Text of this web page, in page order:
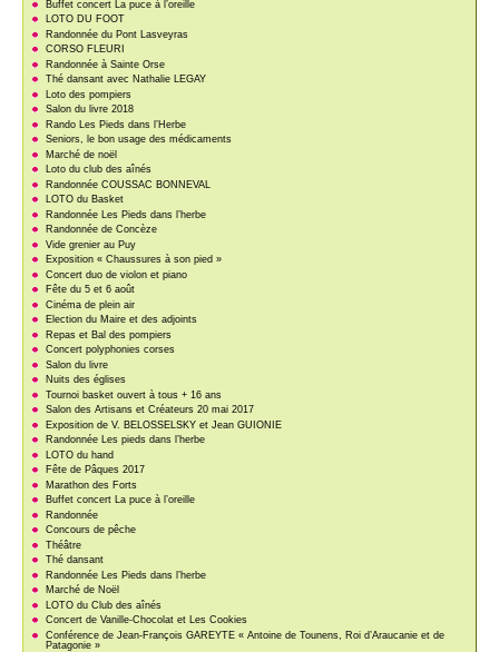
Buffet concert La puce à l’oreille
LOTO DU FOOT
Randonnée du Pont Lasveyras
CORSO FLEURI
Randonnée à Sainte Orse
Thé dansant avec Nathalie LEGAY
Loto des pompiers
Salon du livre 2018
Rando Les Pieds dans l’Herbe
Seniors, le bon usage des médicaments
Marché de noël
Loto du club des aînés
Randonnée COUSSAC BONNEVAL
LOTO du Basket
Randonnée Les Pieds dans l’herbe
Randonnée de Concèze
Vide grenier au Puy
Exposition « Chaussures à son pied »
Concert duo de violon et piano
Fête du 5 et 6 août
Cinéma de plein air
Election du Maire et des adjoints
Repas et Bal des pompiers
Concert polyphonies corses
Salon du livre
Nuits des églises
Tournoi basket ouvert à tous + 16 ans
Salon des Artisans et Créateurs 20 mai 2017
Exposition de V. BELOSSELSKY et Jean GUIONIE
Randonnée Les pieds dans l’herbe
LOTO du hand
Fête de Pâques 2017
Marathon des Forts
Buffet concert La puce à l’oreille
Randonnée
Concours de pêche
Théâtre
Thé dansant
Randonnée Les Pieds dans l’herbe
Marché de Noël
LOTO du Club des aînés
Concert de Vanille-Chocolat et Les Cookies
Conférence de Jean-François GAREYTE « Antoine de Tounens, Roi d’Araucanie et de
Patagonie »